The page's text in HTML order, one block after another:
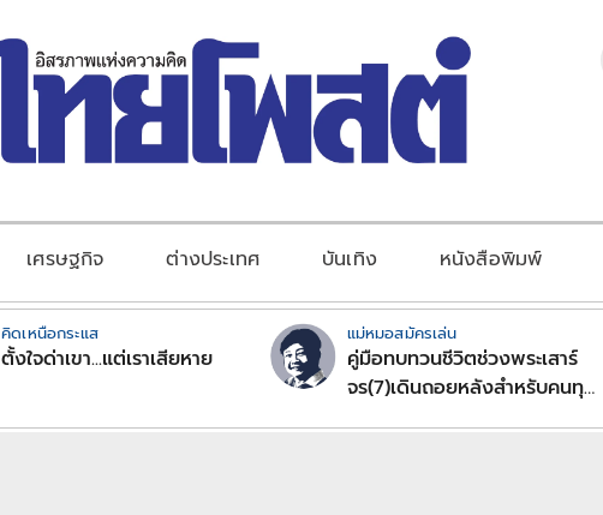
เศรษฐกิจ ต่างประเทศ บันเทิง หนังสือพิมพ์
คิดเหนือกระแส
ตั้งใจด่าเขา...แต่เราเสียหาย
แม่หมอสมัครเล่น
คู่มือทบทวนชีวิตช่วงพระเสาร์
จร(7)เดินถอยหลังสำหรับคนทุก